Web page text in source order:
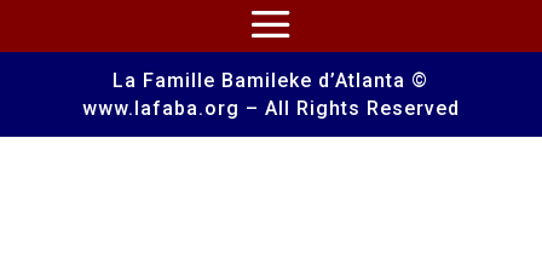
La Famille Bamileke d’Atlanta ©
www.lafaba.org – All Rights Reserved